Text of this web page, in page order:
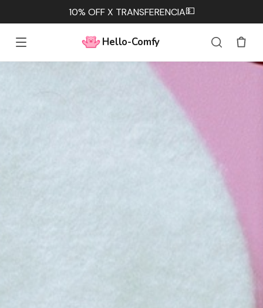
10% OFF X TRANSFERENCIA💵
Hello-Comfy